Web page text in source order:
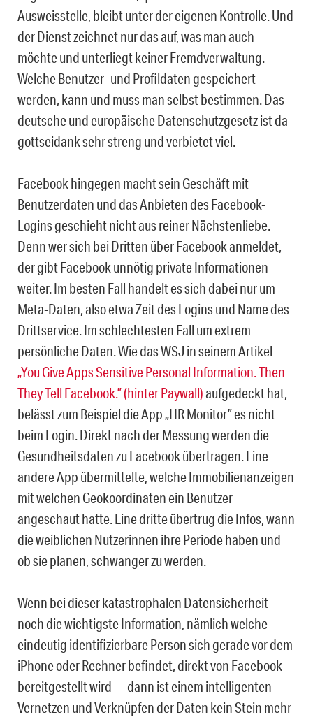
Ausweisstelle, bleibt unter der eigenen Kontrolle. Und
der Dienst zeichnet nur das auf, was man auch
möchte und unterliegt keiner Fremdverwaltung.
Welche Benutzer- und Profildaten gespeichert
werden, kann und muss man selbst bestimmen. Das
deutsche und europäische Datenschutzgesetz ist da
gottseidank sehr streng und verbietet viel.
Facebook hingegen macht sein Geschäft mit
Benutzerdaten und das Anbieten des Facebook-
Logins geschieht nicht aus reiner Nächstenliebe.
Denn wer sich bei Dritten über Facebook anmeldet,
der gibt Facebook unnötig private Informationen
weiter. Im besten Fall handelt es sich dabei nur um
Meta-Daten, also etwa Zeit des Logins und Name des
Drittservice. Im schlechtesten Fall um extrem
persönliche Daten. Wie das WSJ in seinem Artikel
„You Give Apps Sensitive Personal Information. Then
They Tell Facebook.” (hinter Paywall)aufgedeckt hat,
belässt zum Beispiel die App „HR Monitor” es nicht
beim Login. Direkt nach der Messung werden die
Gesundheitsdaten zu Facebook übertragen. Eine
andere App übermittelte, welche Immobilienanzeigen
mit welchen Geokoordinaten ein Benutzer
angeschaut hatte. Eine dritte übertrug die Infos, wann
die weiblichen Nutzerinnen ihre Periode haben und
ob sie planen, schwanger zu werden.
Wenn bei dieser katastrophalen Datensicherheit
noch die wichtigste Information, nämlich welche
eindeutig identifizierbare Person sich gerade vor dem
iPhone oder Rechner befindet, direkt von Facebook
bereitgestellt wird — dann ist einem intelligenten
Vernetzen und Verknüpfen der Daten kein Stein mehr